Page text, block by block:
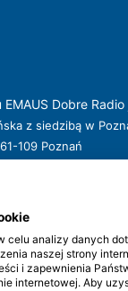
Dobre Radio
z siedzibą w
109 Poznań
obejmujące
Dobre Radio
polskiej.
celu analizy danych
naszej strony
i zapewnienia
internetowej. Aby